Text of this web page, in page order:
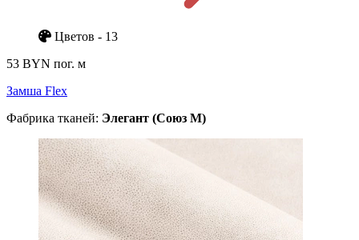
Цветов - 13
53 BYN пог. м
Замша Flex
Фабрика тканей: Элегант (Союз М)